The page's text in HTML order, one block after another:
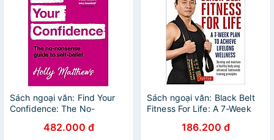
Sách ngoại văn: Find Your
Confidence: The No-
482.000 đ
Sách ngoại văn: Black Belt
Fitness For Life: A 7-Week
186.200 đ